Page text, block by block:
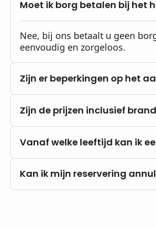
Moet ik borg betalen bij het
Nee, bij ons betaalt u geen
eenvoudig en zorgeloos.
Zijn er beperkingen op het
Nee, u rijdt altijd met
Zijn de prijzen inclusief
Onze prijzen zijn altijd inclusief
Vanaf welke leeftijd kan ik
U kunt al vanaf 18 jaar bij ons
Kan ik mijn reservering